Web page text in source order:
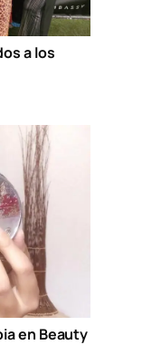
a los
en Beauty